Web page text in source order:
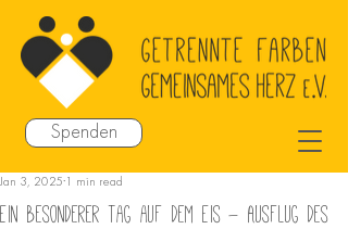
Spenden
Ein besonderer Tag auf dem Eis – Ausflug des
Jan 3, 2025 1 min read